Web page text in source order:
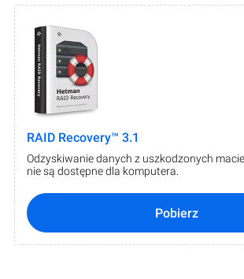
RAID Recovery™ 3.1
Odzyskiwanie danych z uszkodzonych
nie są dostępne dla komputera.
Pobierz